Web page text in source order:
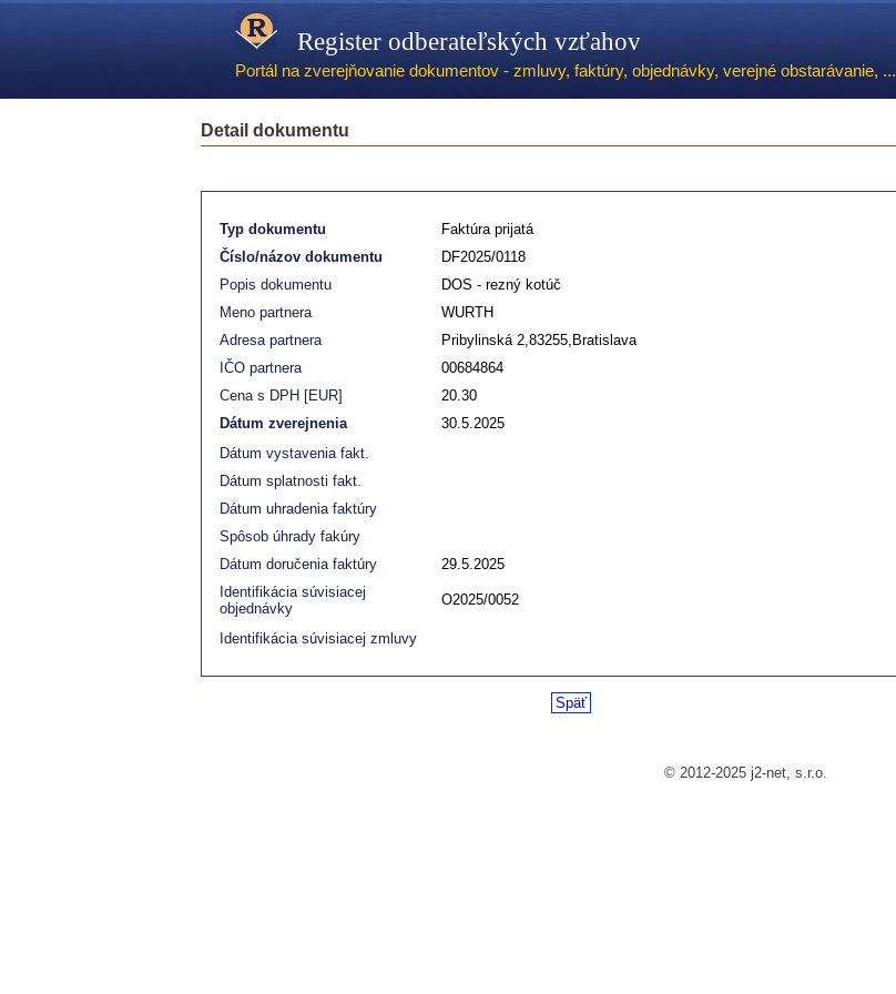
Register odberateľských vzťahov
Portál na zverejňovanie dokumentov - zmluvy, faktúry, objednávky, verejné obstarávanie, ...
Detail dokumentu
Typ dokumentu
Faktúra prijatá
Číslo/názov dokumentu
DF2025/0118
Popis dokumentu
DOS - rezný kotúč
Meno partnera
WURTH
Adresa partnera
Pribylinská 2,83255,Bratislava
IČO partnera
00684864
Cena s DPH [EUR]
20.30
Dátum zverejnenia
30.5.2025
Dátum vystavenia fakt.
Dátum splatnosti fakt.
Dátum uhradenia faktúry
Spôsob úhrady fakúry
Dátum doručenia faktúry
29.5.2025
Identifikácia súvisiacej
objednávky
O2025/0052
Identifikácia súvisiacej zmluvy
Späť
© 2012-2025 j2-net, s.r.o.